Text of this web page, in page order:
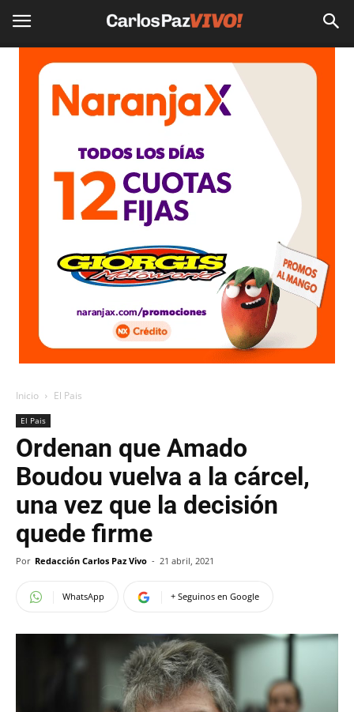
Inicio El Pais
El Pais
Ordenan que Amado
Boudou vuelva a la cárcel,
una vez que la decisión
quede firme
Por Redacción Carlos Paz Vivo - 21 abril, 2021
WhatsApp + Seguinos en Google